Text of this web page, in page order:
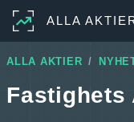
ALLA
ALLA AKTIER
Fastighets